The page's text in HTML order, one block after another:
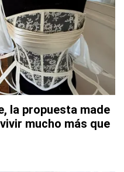
la propuesta made
mucho más que